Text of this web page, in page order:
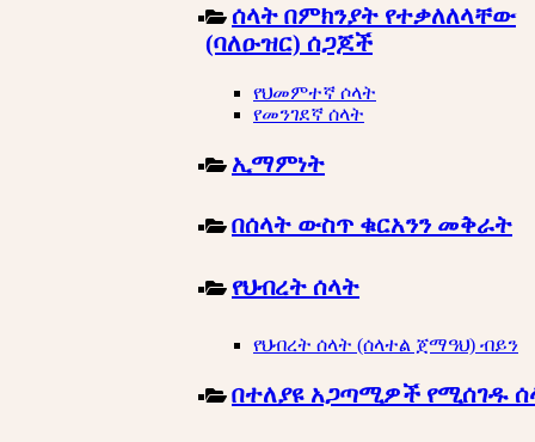
ሰላት በምክንያት የተቃለለላቸው
(ባለዑዝር) ሰጋጆች
የህመምተኛ ሶላት
የመንገደኛ ሰላት
ኢማምነት
በሰላት ውስጥ ቁርአንን መቅራት
የህብረት ሰላት
የህብረት ሰላት (ሰላተል ጀማዓህ) ብይን
በተለያዩ አጋጣሚዎች የሚሰገዱ